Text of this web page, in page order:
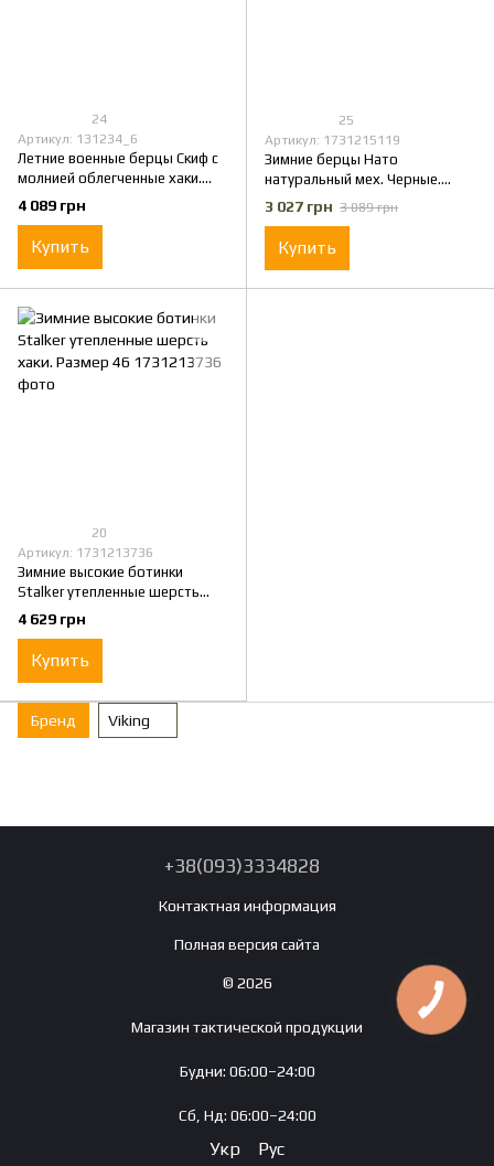
24
Артикул: 131234_6
Летние военные берцы Скиф с
молнией облегченные хаки.
Размер 46
4 089 грн
Купить
25
Артикул: 1731215119
Зимние берцы Нато
натуральный мех. Черные.
Размер 46
3 027 грн 3 089 грн
Купить
20
Артикул: 1731213736
Зимние высокие ботинки
Stalker утепленные шерсть
хаки. Размер 46
4 629 грн
Купить
Бренд Viking
+38(093)3334828
Контактная информация
Полная версия сайта
© 2026
Магазин тактической продукции
Будни: 06:00–24:00
Сб, Нд: 06:00–24:00
Укр Рус